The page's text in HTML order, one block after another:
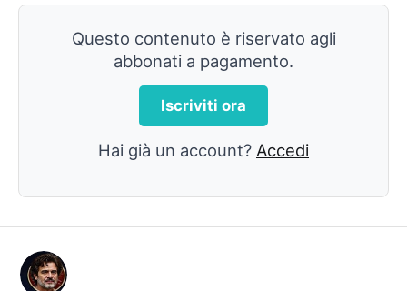
Questo contenuto è riservato agli
abbonati a pagamento.
Iscriviti ora
Hai già un account? Accedi